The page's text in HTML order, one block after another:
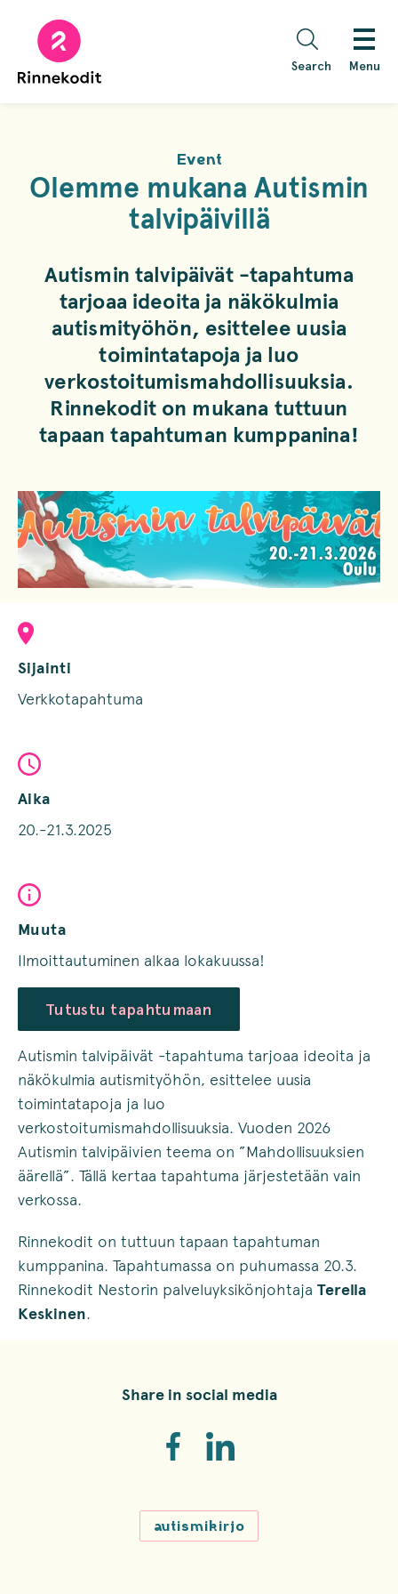
content
Search Menu
Event
Olemme mukana Autismin
talvipäivillä
Autismin talvipäivät -tapahtuma
tarjoaa ideoita ja näkökulmia
autismityöhön, esittelee uusia
toimintatapoja ja luo
verkostoitumismahdollisuuksia.
Rinnekodit on mukana tuttuun
tapaan tapahtuman kumppanina!
Sijainti
Verkkotapahtuma
Aika
20.-21.3.2025
Muuta
Ilmoittautuminen alkaa lokakuussa!
Tutustu tapahtumaan
Autismin talvipäivät -tapahtuma tarjoaa ideoita ja
näkökulmia autismityöhön, esittelee uusia
toimintatapoja ja luo
verkostoitumismahdollisuuksia. Vuoden 2026
Autismin talvipäivien teema on ”Mahdollisuuksien
äärellä”. Tällä kertaa tapahtuma järjestetään vain
verkossa.
Rinnekodit on tuttuun tapaan tapahtuman
kumppanina. Tapahtumassa on puhumassa 20.3.
Rinnekodit Nestorin palveluyksikönjohtaja Terella
Keskinen.
Share in social media
autismikirjo